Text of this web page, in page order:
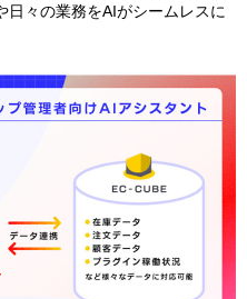
々の業務をAIがシームレスに